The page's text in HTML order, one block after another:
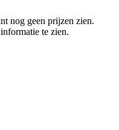
nog geen prijzen zien.
te zien.